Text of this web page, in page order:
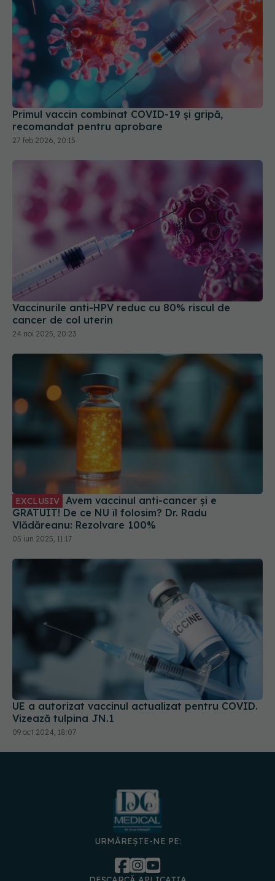
Primul vaccin combinat COVID-19 și gripă,
recomandat pentru aprobare
27 feb 2026, 20:15
Vaccinurile anti-HPV reduc cu 80% riscul de
cancer de col uterin
24 noi 2025, 20:23
EXCLUSIV
GRATUIT! De ce NU îl folosim? Dr. Radu
Vlădăreanu: Rezolvare 100%
05 iun 2025, 11:17
UE a autorizat vaccinul actualizat pentru COVID.
Vizează tulpina JN.1
09 oct 2024, 18:07
URMĂREȘTE-NE PE: